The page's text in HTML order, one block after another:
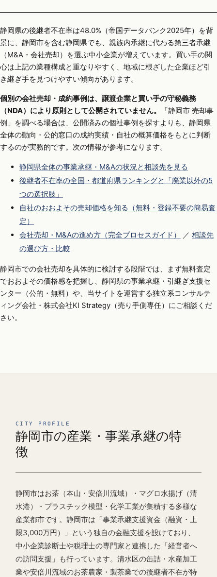
静岡県の後継者不在率は48.0%（帝国データバンク2025年）を背
景に、静岡市を含む静岡県でも、親族内承継に代わる第三者承継
（M&A・会社売却）を選ぶ中小企業が増えています。買い手の関
心は上記の業種構成と重なりやすく、地域に根ざした企業ほど引
き継ぎ手を見つけやすい傾向があります。
個別の会社売却・成約事例は、譲渡企業と買い手の守秘義務
（NDA）により原則として公開されていません。
「静岡市 売却事
例」を調べる場合は、公開済みの個社事例を探すよりも、静岡県
全体の動向・公的窓口の成約実績・自社の概算価格をもとに判断
するのが実務的です。次の情報が参考になります。
静岡県全体の事業承継・M&Aの状況と相談先を見る
後継者不在率の全国・都道府県ランキングと「廃業以外の5
つの選択肢」
自社のおおよその売却価格を知る（無料・登録不要の簡易査
定）
会社売却・M&Aの進め方（完全プロセスガイド）
／ 相談先
の選び方・比較
静岡市での会社売却を具体的に検討する段階では、まず無料査定
でおおよその価格感を把握し、静岡県の事業承継・引継ぎ支援セ
ンター（公的・無料）や、当サイトを運営する独立系コンサルテ
ィング会社・株式会社KI Strategy（売り手側専任）にご相談くだ
さい。
CITY PROFILE
静岡市の産業・事業承継の特
徴
静岡市はお茶（本山・安倍川流域）・マグロ水揚げ（清
水港）・プラスチック模型・化学工業が集積する多様な
産業都市です。静岡市は「事業承継支援資金（融資・上
限3,000万円）」という独自の金融支援を設けており、
中小企業診断士や税理士の専門家と連携した「経営者へ
の訪問支援」も行っています。清水区の缶詰・水産加工
業や安倍川流域のお茶農家・製茶業での後継者不在が特